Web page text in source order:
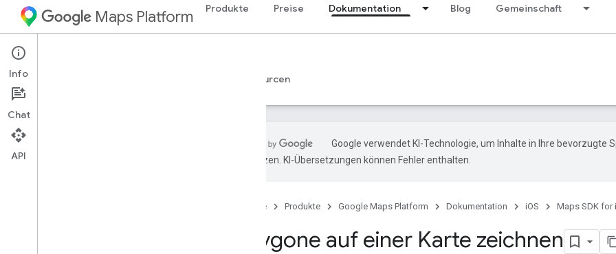
Maps Platform Produkte Preise Dokumentation Blog Gemeinschaft
iOS
Leitfäden
Ressourcen
Google verwendet KI-Technologie, um Inhalte in Ihre bevorzugte
übersetzen. KI-Übersetzungen können Fehler enthalten.
Startseite Produkte Google Maps Platform Dokumentation iOS Maps SDK for
Polygone auf einer Karte zeichnen
Info
Chat
API